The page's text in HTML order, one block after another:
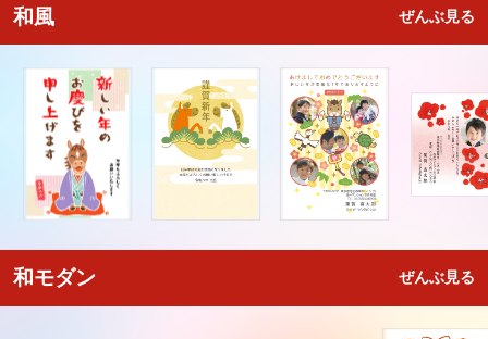
和風 ぜんぶ見る
和モダン ぜんぶ見る